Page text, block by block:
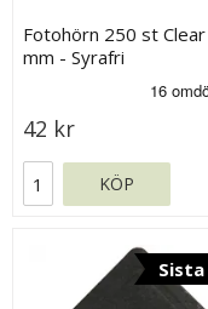
Fotohörn 250 st
mm - Syrafri
42 kr
KÖP